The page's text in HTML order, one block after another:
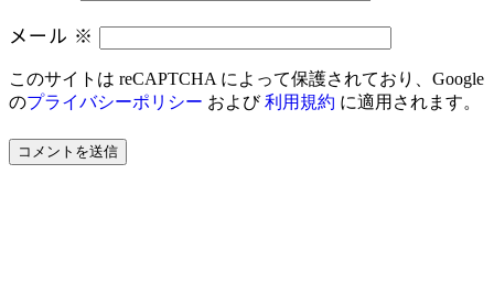
メール ※
このサイトは reCAPTCHA によって保護されており、Google
のプライバシーポリシー および利用規約 に適用されます。